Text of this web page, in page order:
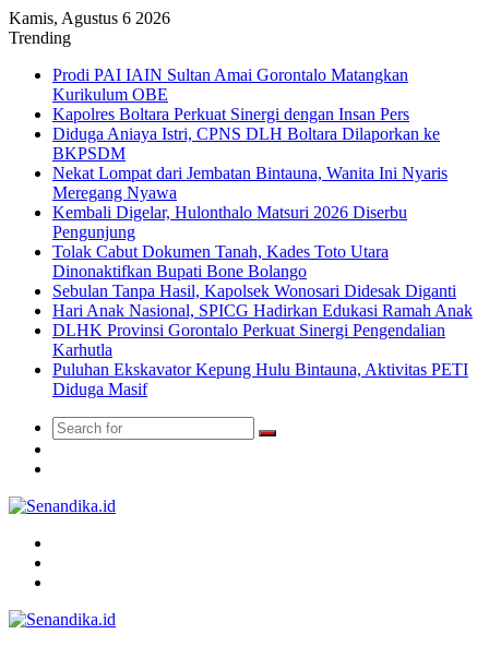
Kamis, Agustus 6 2026
Trending
Prodi PAI IAIN Sultan Amai Gorontalo Matangkan
Kurikulum OBE
Kapolres Boltara Perkuat Sinergi dengan Insan Pers
Diduga Aniaya Istri, CPNS DLH Boltara Dilaporkan ke
BKPSDM
Nekat Lompat dari Jembatan Bintauna, Wanita Ini Nyaris
Meregang Nyawa
Kembali Digelar, Hulonthalo Matsuri 2026 Diserbu
Pengunjung
Tolak Cabut Dokumen Tanah, Kades Toto Utara
Dinonaktifkan Bupati Bone Bolango
Sebulan Tanpa Hasil, Kapolsek Wonosari Didesak Diganti
Hari Anak Nasional, SPICG Hadirkan Edukasi Ramah Anak
DLHK Provinsi Gorontalo Perkuat Sinergi Pengendalian
Karhutla
Puluhan Ekskavator Kepung Hulu Bintauna, Aktivitas PETI
Diduga Masif
Search